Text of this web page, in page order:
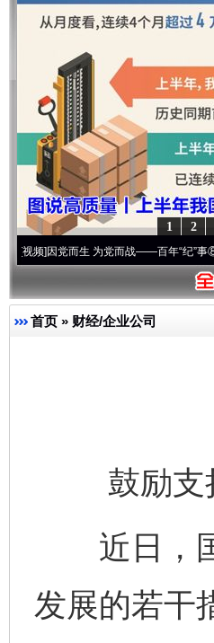
2
1
党而生 为党而战——百年“纪”事⑧加强纪律..
首页 » 财经/企业公司
鼓励支持
近日，国
发展的若干